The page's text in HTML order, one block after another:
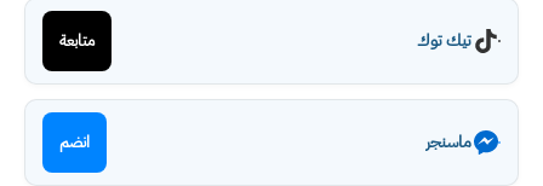
تيك توك متابعة
ماسنجر انضم